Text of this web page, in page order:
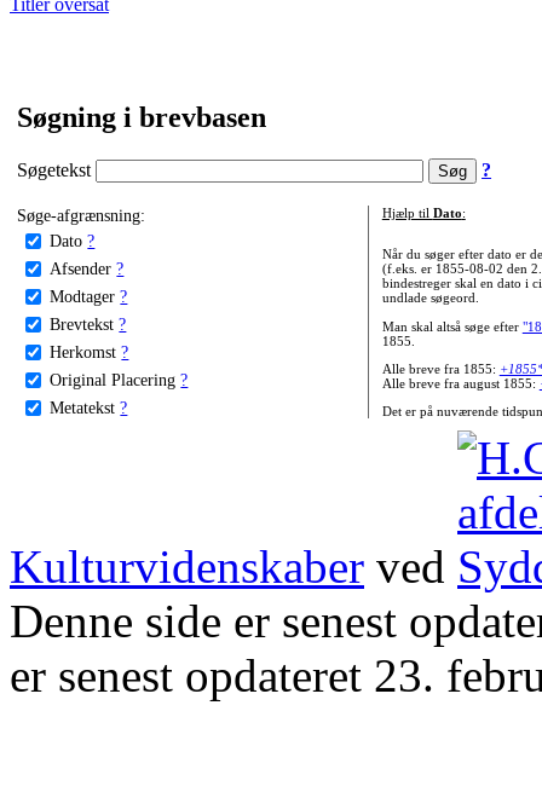
Søgning i brevbasen
Søgetekst ?
Søge-afgrænsning:
Dato ?
Afsender ?
Modtager ?
Brevtekst ?
Herkomst ?
Original Placering ?
Metatekst ?
Hjælp til Dato:
Når du søger efter dato er
(f.eks. er 1855-08-02 den
bindestreger skal en dato i
undlade søgeord.
Man skal altså søge efter
1855.
Alle breve fra 1855:
Alle breve fra august 1855:
Det er på nuværende
Kulturvidenskaber ved
Denne side er senest
er senest opdateret 23.